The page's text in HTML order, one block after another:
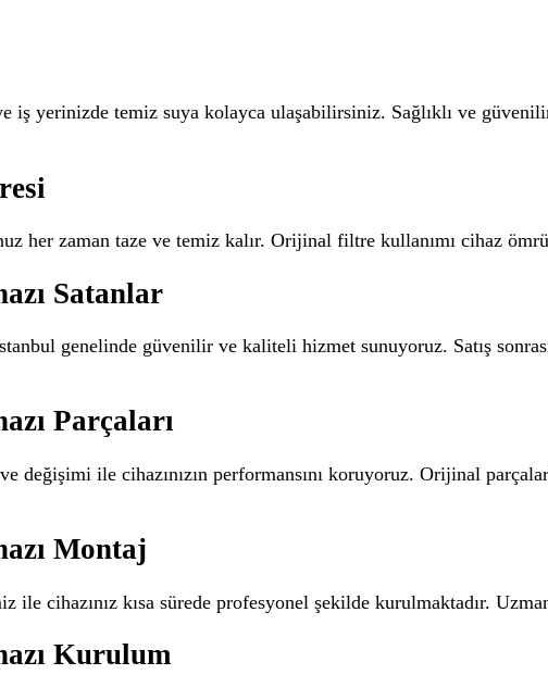
iş yerinizde temiz suya kolayca ulaşabilirsiniz. Sağlıklı ve
her zaman taze ve temiz kalır. Orijinal filtre kullanımı cihaz
Satanlar
genelinde güvenilir ve kaliteli hizmet sunuyoruz. Satış
Parçaları
değişimi ile cihazınızın performansını koruyoruz. Orijinal
Montaj
ile cihazınız kısa sürede profesyonel şekilde kurulmaktadır.
Kurulum